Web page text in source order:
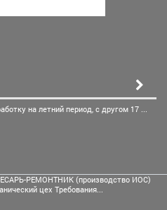
на летний период, с другом 17 ...
РЕМОНТНИК (производство ИОС)
цех Требования...